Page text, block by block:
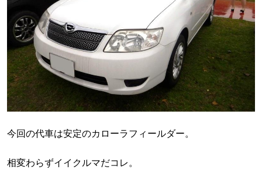
今回の代車は安定のカローラフィールダー。
相変わらずイイクルマだコレ。